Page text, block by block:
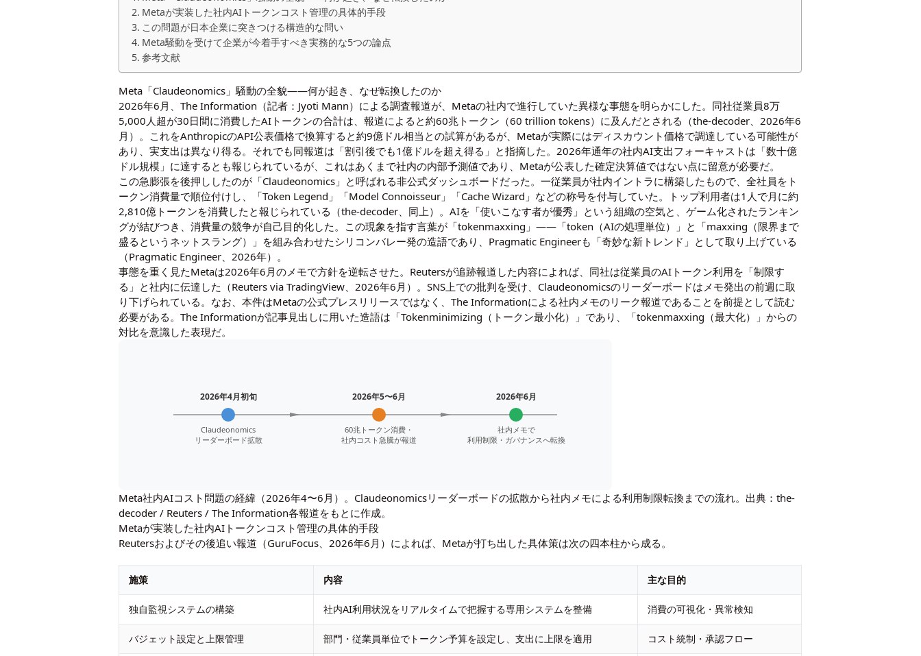
Metaが実装した社内AIトークンコスト管理の具体的手段
この問題が日本企業に突きつける構造的な問い
Meta騒動を受けて企業が今着手すべき実務的な5つの論点
参考文献
Meta「Claudeonomics」騒動の全貌——何が起き、なぜ転換したのか
2026年6月、The Information（記者：Jyoti Mann）による調査報道が、Metaの社内で進行していた異様な事態を明らかにした。同社従業員8万
5,000人超が30日間に消費したAIトークンの合計は、報道によると約60兆トークン（60 trillion tokens）に及んだとされる（the-decoder、2026年6
月）。これをAnthropicのAPI公表価格で換算すると約9億ドル相当との試算があるが、Metaが実際にはディスカウント価格で調達している可能性が
あり、実支出は異なり得る。それでも同報道は「割引後でも1億ドルを超え得る」と指摘した。2026年通年の社内AI支出フォーキャストは「数十億
ドル規模」に達するとも報じられているが、これはあくまで社内の内部予測値であり、Metaが公表した確定決算値ではない点に留意が必要だ。
この急膨張を後押ししたのが「Claudeonomics」と呼ばれる非公式ダッシュボードだった。一従業員が社内イントラに構築したもので、全社員をト
ークン消費量で順位付けし、「Token Legend」「Model Connoisseur」「Cache Wizard」などの称号を付与していた。トップ利用者は1人で月に約
2,810億トークンを消費したと報じられている（the-decoder、同上）。AIを「使いこなす者が優秀」という組織の空気と、ゲーム化されたランキン
グが結びつき、消費量の競争が自己目的化した。この現象を指す言葉が「tokenmaxxing」——「token（AIの処理単位）」と「maxxing（限界まで
盛るというネットスラング）」を組み合わせたシリコンバレー発の造語であり、Pragmatic Engineerも「奇妙な新トレンド」として取り上げている
（Pragmatic Engineer、2026年）。
事態を重く見たMetaは2026年6月のメモで方針を逆転させた。Reutersが追跡報道した内容によれば、同社は従業員のAIトークン利用を「制限す
る」と社内に伝達した（Reuters via TradingView、2026年6月）。SNS上での批判を受け、Claudeonomicsのリーダーボードはメモ発出の前週に取
り下げられている。なお、本件はMetaの公式プレスリリースではなく、The Informationによる社内メモのリーク報道であることを前提として読む
必要がある。The Informationが記事見出しに用いた造語は「Tokenminimizing（トークン最小化）」であり、「tokenmaxxing（最大化）」からの
対比を意識した表現だ。
2026年4月初旬
Claudeonomics
リーダーボード拡散
2026年5〜6月
60兆トークン消費・
社内コスト急騰が報道
2026年6月
社内メモで
利用制限・ガバナンスへ転換
Meta社内AIコスト問題の経緯（2026年4〜6月）。Claudeonomicsリーダーボードの拡散から社内メモによる利用制限転換までの流れ。出典：the-
decoder / Reuters / The Information各報道をもとに作成。
Metaが実装した社内AIトークンコスト管理の具体的手段
Reutersおよびその後追い報道（GuruFocus、2026年6月）によれば、Metaが打ち出した具体策は次の四本柱から成る。
施策 内容 主な目的
独自監視システムの構築 社内AI利用状況をリアルタイムで把握する専用システムを整備 消費の可視化・異常検知
バジェット設定と上限管理 部門・従業員単位でトークン予算を設定し、支出に上限を適用 コスト統制・承認フロー